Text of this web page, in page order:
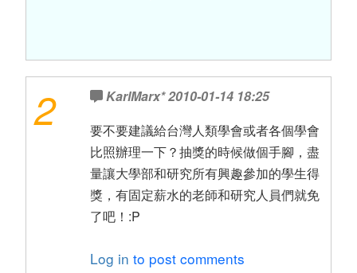
2 KarlMarx*2010-01-14 18:25
要不要建議給台灣人類學會或者各個學會
比照辦理一下？抽獎的時候做個手腳，盡
量讓大學部和研究所有興趣參加的學生得
獎，有固定薪水的老師和研究人員們就免
了吧！:P
Log in to post comments